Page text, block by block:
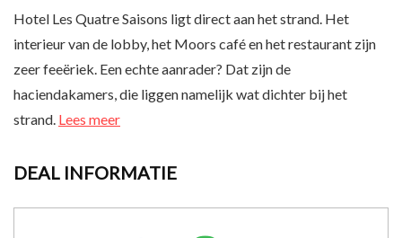
Hotel Les Quatre Saisons ligt direct aan het strand. Het
interieur van de lobby, het Moors café en het restaurant zijn
zeer feeëriek. Een echte aanrader? Dat zijn de
haciendakamers, die liggen namelijk wat dichter bij het
strand. Lees meer
DEAL INFORMATIE